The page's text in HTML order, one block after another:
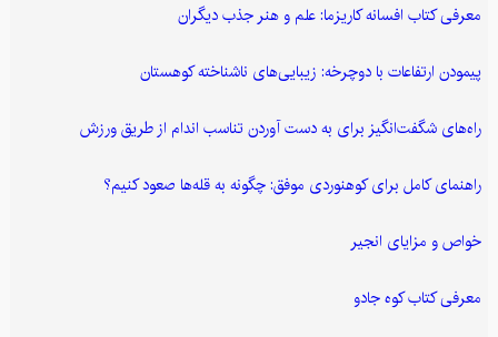
معرفی کتاب افسانه کاریزما: علم و هنر جذب دیگران
پیمودن ارتفاعات با دوچرخه: زیبایی‌های ناشناخته کوهستان
راه‌های شگفت‌انگیز برای به دست آوردن تناسب اندام از طریق ورزش
راهنمای کامل برای کوهنوردی موفق: چگونه به قله‌ها صعود کنیم؟
خواص و مزایای انجیر
معرفی کتاب کوه جادو